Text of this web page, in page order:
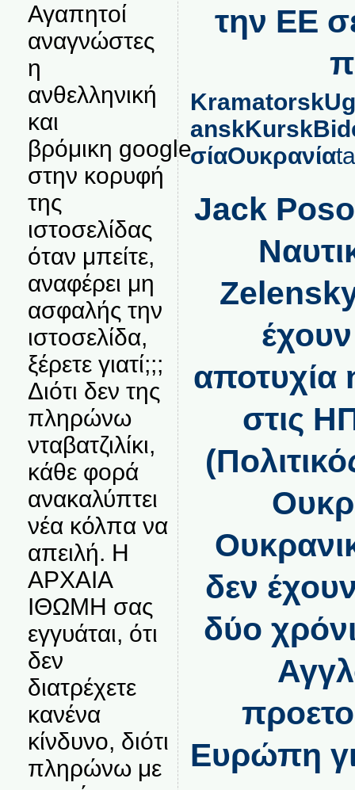
Αγαπητοί
αναγνώστες
η
ανθελληνική
και
βρόμικη google
στην κορυφή
της
ιστοσελίδας
όταν μπείτε,
αναφέρει μη
ασφαλής την
ιστοσελίδα,
ξέρετε γιατί;;;
Διότι δεν της
πληρώνω
νταβατζιλίκι,
κάθε φορά
ανακαλύπτει
νέα κόλπα να
απειλή. Η
ΑΡΧΑΙΑ
ΙΘΩΜΗ σας
εγγυάται, ότι
δεν
διατρέχετε
κανένα
κίνδυνο, διότι
πληρώνω με
την ΕΕ
Kramatorsk
anskKursk
σίαΟυκρανία
Jack
Zelensky
έχουν
αποτυχία
στις
δεν
δύο
Ευρώπη